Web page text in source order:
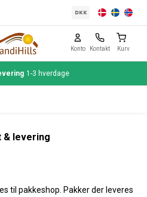
DKK
Konto Kontakt Kurv
1-3 hverdage
& levering
til pakkeshop. Pakker der leveres